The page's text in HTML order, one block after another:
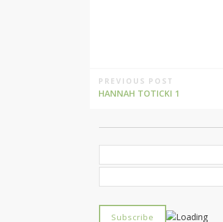
PREVIOUS POST
HANNAH TOTICKI 1